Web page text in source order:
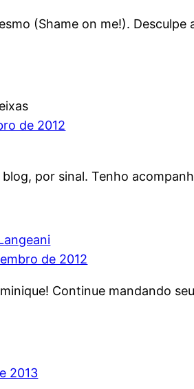
(Shame on me!). Desculpe
de 2012
por sinal. Tenho
de 2012
Continue mandando
2013